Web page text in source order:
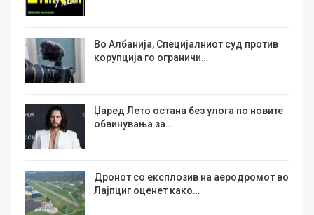
Во Албанија, Специјалниот суд против
корупција го ограничи…
Џаред Лето остана без улога по новите
обвинувања за…
Дронот со експлозив на аеродромот во
Лајпциг оценет како…